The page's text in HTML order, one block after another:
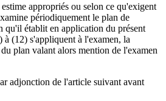
appropriés ou selon ce qu'exigent
périodiquement le plan de
qu'il établit en application du présent
à (12) s'appliquent à l'examen, la
plan valant alors mention de l'examen
adjonction de l'article suivant avant